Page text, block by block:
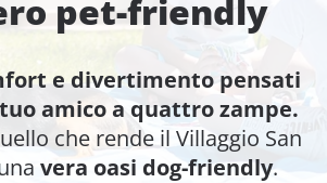
pet-friendly
e divertimento pensati
amico a quattro zampe.
che rende il Villaggio San
vera oasi dog-friendly.